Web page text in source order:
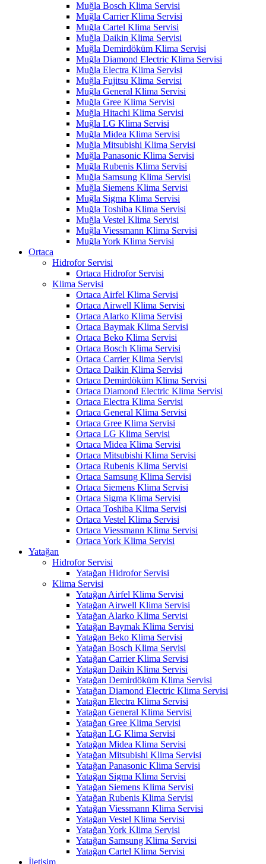
Muğla Bosch Klima Servisi
Muğla Carrier Klima Servisi
Muğla Cartel Klima Servisi
Muğla Daikin Klima Servisi
Muğla Demirdöküm Klima Servisi
Muğla Diamond Electric Klima Servisi
Muğla Electra Klima Servisi
Muğla Fujitsu Klima Servisi
Muğla General Klima Servisi
Muğla Gree Klima Servisi
Muğla Hitachi Klima Servisi
Muğla LG Klima Servisi
Muğla Midea Klima Servisi
Muğla Mitsubishi Klima Servisi
Muğla Panasonic Klima Servisi
Muğla Rubenis Klima Servisi
Muğla Samsung Klima Servisi
Muğla Siemens Klima Servisi
Muğla Sigma Klima Servisi
Muğla Toshiba Klima Servisi
Muğla Vestel Klima Servisi
Muğla Viessmann Klima Servisi
Muğla York Klima Servisi
Ortaca
Hidrofor Servisi
Ortaca Hidrofor Servisi
Klima Servisi
Ortaca Airfel Klima Servisi
Ortaca Airwell Klima Servisi
Ortaca Alarko Klima Servisi
Ortaca Baymak Klima Servisi
Ortaca Beko Klima Servisi
Ortaca Bosch Klima Servisi
Ortaca Carrier Klima Servisi
Ortaca Daikin Klima Servisi
Ortaca Demirdöküm Klima Servisi
Ortaca Diamond Electric Klima Servisi
Ortaca Electra Klima Servisi
Ortaca General Klima Servisi
Ortaca Gree Klima Servisi
Ortaca LG Klima Servisi
Ortaca Midea Klima Servisi
Ortaca Mitsubishi Klima Servisi
Ortaca Rubenis Klima Servisi
Ortaca Samsung Klima Servisi
Ortaca Siemens Klima Servisi
Ortaca Sigma Klima Servisi
Ortaca Toshiba Klima Servisi
Ortaca Vestel Klima Servisi
Ortaca Viessmann Klima Servisi
Ortaca York Klima Servisi
Yatağan
Hidrofor Servisi
Yatağan Hidrofor Servisi
Klima Servisi
Yatağan Airfel Klima Servisi
Yatağan Airwell Klima Servisi
Yatağan Alarko Klima Servisi
Yatağan Baymak Klima Servisi
Yatağan Beko Klima Servisi
Yatağan Bosch Klima Servisi
Yatağan Carrier Klima Servisi
Yatağan Daikin Klima Servisi
Yatağan Demirdöküm Klima Servisi
Yatağan Diamond Electric Klima Servisi
Yatağan Electra Klima Servisi
Yatağan General Klima Servisi
Yatağan Gree Klima Servisi
Yatağan LG Klima Servisi
Yatağan Midea Klima Servisi
Yatağan Mitsubishi Klima Servisi
Yatağan Panasonic Klima Servisi
Yatağan Sigma Klima Servisi
Yatağan Siemens Klima Servisi
Yatağan Rubenis Klima Servisi
Yatağan Viessmann Klima Servisi
Yatağan Vestel Klima Servisi
Yatağan York Klima Servisi
Yatağan Samsung Klima Servisi
Yatağan Cartel Klima Servisi
İletişim